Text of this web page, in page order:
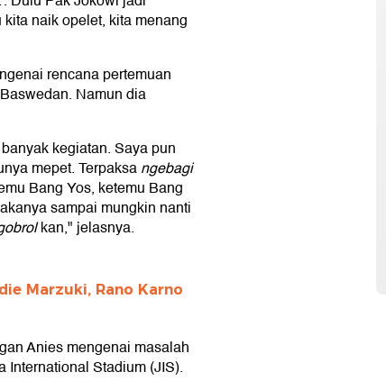
kita naik opelet, kita menang
rencana pertemuan
Namun dia
kegiatan. Saya pun
mepet. Terpaksangebagi
Bang Yos, ketemu Bang
sampai mungkin nanti
kan," jelasnya.
Marzuki, Rano Karno
Anies mengenai masalah
International Stadium (JIS).